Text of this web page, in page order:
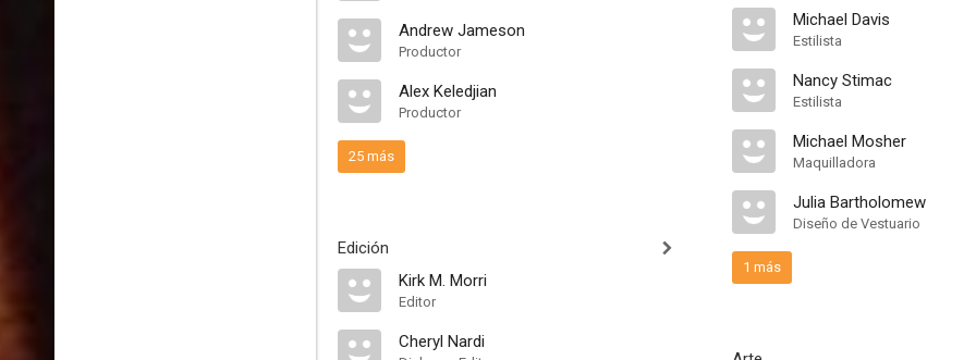
Andrew Jameson
Productor
Alex Keledjian
Productor
25 más
Edición
Kirk M. Morri
Editor
Cheryl Nardi
Michael Davis
Estilista
Nancy Stimac
Estilista
Michael Mosher
Maquilladora
Julia Bartholomew
Diseño de Vestuario
1 más